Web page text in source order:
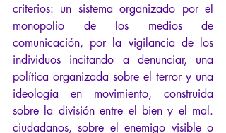
criterios: un sistema organizado por el
monopolio de los medios de
comunicación, por la vigilancia de los
individuos incitando a denunciar, una
política organizada sobre el terror y una
ideología en movimiento, construida
sobre la división entre el bien y el mal.
ciudadanos, sobre el enemigo visible o